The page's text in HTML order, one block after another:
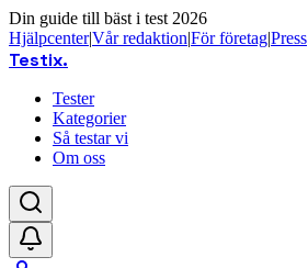
Din guide till bäst i test 2026
Hjälpcenter|Vår redaktion|För företag|Press
Testix.
Tester
Kategorier
Så testar vi
Om oss